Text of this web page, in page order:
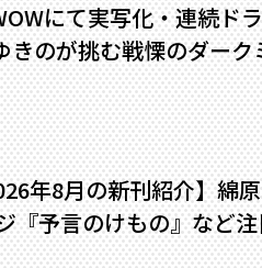
にて実写化・連続ド
のが挑む戦慄のダーク
年8月の新刊紹介】綿
『予言のけもの』など